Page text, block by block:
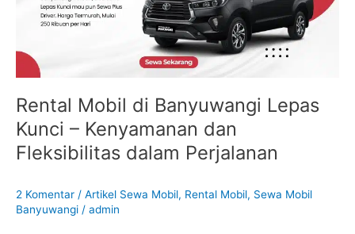
Rental Mobil di Banyuwangi Lepas
Kunci – Kenyamanan dan
Fleksibilitas dalam Perjalanan
2 Komentar / Artikel Sewa Mobil, Rental Mobil, Sewa Mobil
Banyuwangi / admin
Kenyamanan
Fleksibilitas
dalam